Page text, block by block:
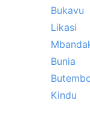
Bukavu
Likasi
Bunia
Kindu